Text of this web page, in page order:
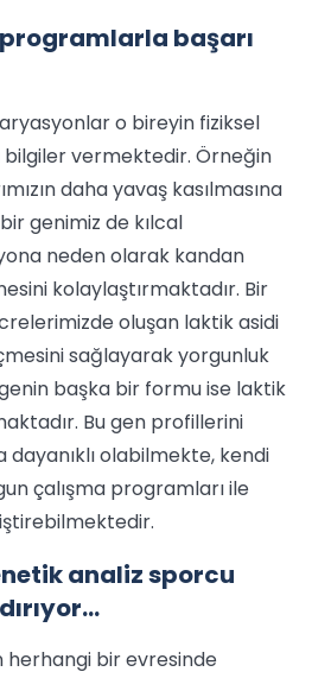
başarı
o bireyin fiziksel
bilgiler vermektedir. Örneğin
daha yavaş kasılmasına
genimiz de kılcal
neden olarak kandan
kolaylaştırmaktadır. Bir
oluşan laktik asidi
sağlayarak yorgunluk
başka bir formu ise laktik
Bu gen profillerini
dayanıklı olabilmekte, kendi
çalışma programları ile
analiz sporcu
herhangi bir evresinde